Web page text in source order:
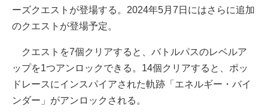
ーズクエストが登場する。2024年5月7日にはさらに追加
のクエストが登場予定。
クエストを7個クリアすると、バトルパスのレベルア
ップを1つアンロックできる。14個クリアすると、ポッ
ドレースにインスパイアされた軌跡「エネルギー・バイ
ンダー」がアンロックされる。